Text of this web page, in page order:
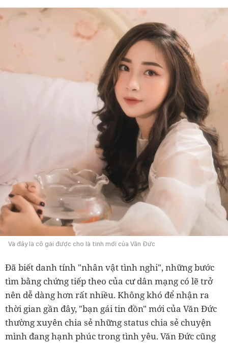
Và đây là cô gái được cho là tình mới của Văn Đức
Đã biết danh tính "nhân vật tình nghi", những bước
tìm bằng chứng tiếp theo của cư dân mạng có lẽ trở
nên dễ dàng hơn rất nhiều. Không khó để nhận ra
thời gian gần đây, "bạn gái tin đồn" mới của Văn Đức
thường xuyên chia sẻ những status chia sẻ chuyện
mình đang hạnh phúc trong tình yêu. Văn Đức cũng